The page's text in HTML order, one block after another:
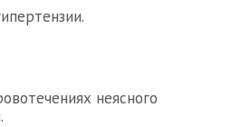
неясного